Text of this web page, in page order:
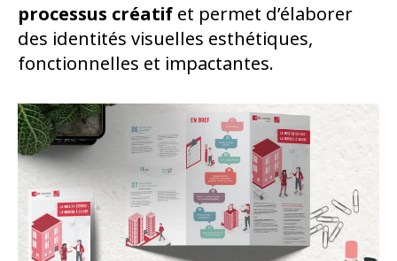
processus créatif et permet d’élaborer
des identités visuelles esthétiques,
fonctionnelles et impactantes.